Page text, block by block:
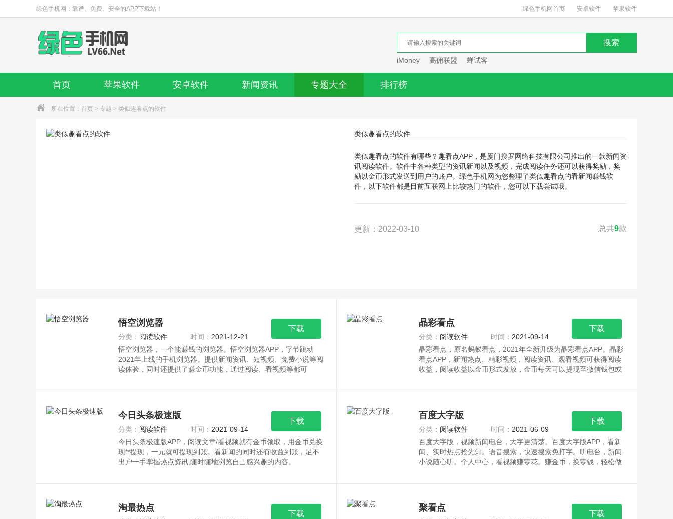
绿色手机网：靠谱、免费、安全的APP下载站！ 绿色手机网首页 安卓软件 苹果软件
iMoney 高佣联盟 蝉试客
首页 苹果软件 安卓软件 新闻资讯 专题大全 排行榜
所在位置： 首页 > 专题 > 类似趣看点的软件
类似趣看点的软件
类似趣看点的软件有哪些？趣看点APP，是厦门搜罗网络科技有限公司推出的一款新闻资
讯阅读软件。软件中各种类型的资讯新闻以及视频，完成阅读任务还可以获得奖励，奖
励以金币形式发送到用户的账户。绿色手机网为您整理了类似趣看点的看新闻赚钱软
件，以下软件都是目前互联网上比较热门的软件，您可以下载尝试哦。
更新：2022-03-10 总共9款
悟空浏览器
分类： 阅读软件 时间： 2021-12-21
悟空浏览器，一个能赚钱的浏览器。悟空浏览器APP，字节跳动
2021年上线的手机浏览器。提供新闻资讯、短视频、免费小说等阅
读体验，同时还提供了赚金币功能，通过阅读、看视频等都可
下载
晶彩看点
分类： 阅读软件 时间： 2021-09-14
晶彩看点，原名蚂蚁看点，2021年全新升级为晶彩看点APP。晶彩
看点APP，新闻热点、精彩视频，阅读资讯、观看视频可获得阅读
收益，阅读收益以金币形式发放，金币每天可以提现至微信钱包或
下载
今日头条极速版
分类： 阅读软件 时间： 2021-09-14
今日头条极速版APP，阅读文章/看视频就有金币领取，用金币兑换
现**提现，一元就可提现到账。看新闻的同时还有收益到账，足不
出户一手掌握热点资讯,随时随地浏览自己感兴趣的内容。
下载
百度大字版
分类： 阅读软件 时间： 2021-06-09
百度大字版，视频新闻电台，大字更清楚。百度大字版APP，看新
闻、实时热点抢先知。语音搜索，快速搜索免打字。听电台，新闻
小说随心听。个人中心，看视频赚零花。赚金币，换零钱，轻松做
下载
淘最热点
下载
聚看点
下载